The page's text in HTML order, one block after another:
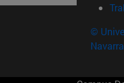
©
Navarra